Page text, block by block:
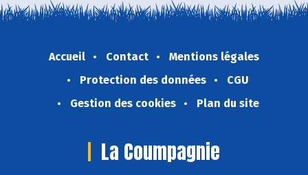
Accueil Contact
Mentions légales
Protection des données
CGU
Gestion des cookies
Plan du site
La Coumpagnie